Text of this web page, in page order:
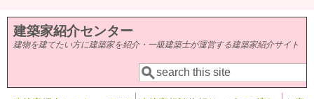
メインコンテンツに移動
建築家紹介センター
建物を建てたい方に建築家を紹介・一級建築士が運営する建築家紹介サイト
検索フォーム
検索